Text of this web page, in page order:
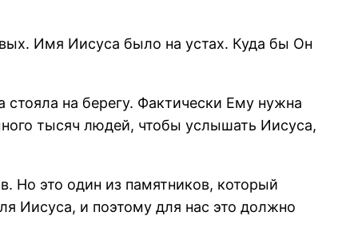
Имя Иисуса было на устах. Куда бы Он
на берегу. Фактически Ему нужна
тысяч людей, чтобы услышать Иисуса,
Но это один из памятников, который
Иисуса, и поэтому для нас это должно